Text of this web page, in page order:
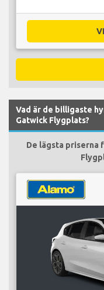
Vad är de billigaste
Gatwick Flygplats?
De lägsta priserna